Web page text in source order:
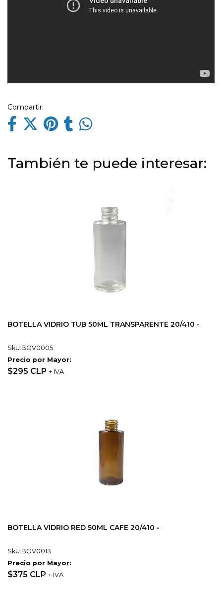
Compartir:
También te puede interesar:
BOTELLA VIDRIO TUB 50ML TRANSPARENTE 20/410 -
SkU:BOV0005
Precio por Mayor:
$295 CLP + IVA
BOTELLA VIDRIO RED 50ML CAFE 20/410 -
SkU:BOV0013
Precio por Mayor:
$375 CLP + IVA